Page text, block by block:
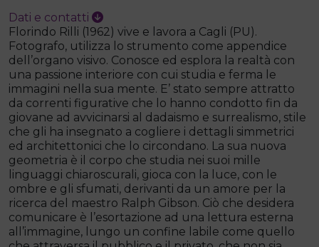
Dati e contatti
Florindo Rilli (1962) vive e lavora a Cagli (PU).
Fotografo, utilizza lo strumento come appendice
dell’organo visivo. Conosce ed esplora la realtà con
una passione interiore con cui studia e ferma le
immagini nella sua mente. E’ stato sempre attratto
da correnti figurative che lo hanno condotto fin da
giovane ad avvicinarsi al dadaismo e surrealismo, stile
che gli ha insegnato a cogliere i dettagli simmetrici
ed architettonici che lo circondano. La sua nuova
geometria è il corpo che studia nei suoi mille
linguaggi chiaroscurali, gioca con la luce, con le
ombre e gli sfumati, derivanti da un amore per la
ricerca del maestro Ralph Gibson. Ciò che desidera
comunicare è l’esortazione ad una lettura esterna
all’immagine, lungo un confine labile come quello